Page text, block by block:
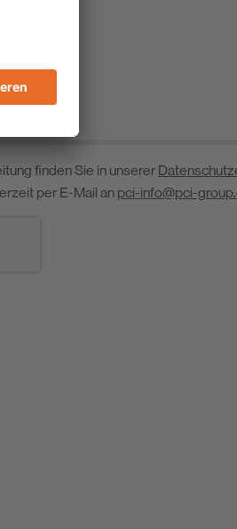
finden Sie in unserer
per E-Mail an pci-info@pci-